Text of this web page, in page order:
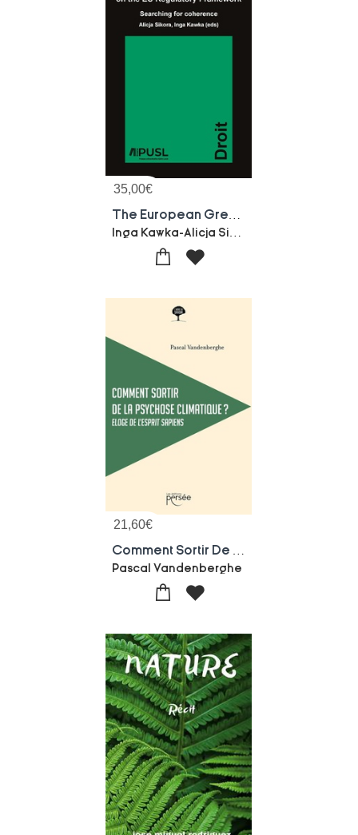
35,00€
21,60€
Pascal Vandenberghe